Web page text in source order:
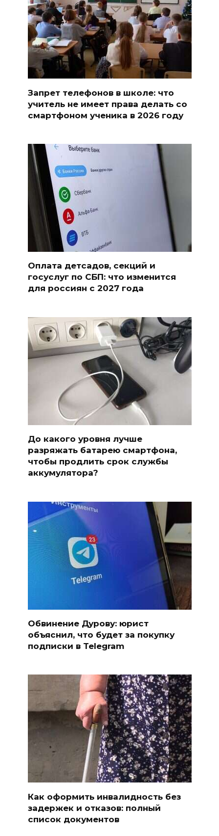
Запрет телефонов в школе: что
учитель не имеет права делать со
смартфоном ученика в 2026 году
Оплата детсадов, секций и
госуслуг по СБП: что изменится
для россиян с 2027 года
До какого уровня лучше
разряжать батарею смартфона,
чтобы продлить срок службы
аккумулятора?
Обвинение Дурову: юрист
объяснил, что будет за покупку
подписки в Telegram
Как оформить инвалидность без
задержек и отказов: полный
список документов